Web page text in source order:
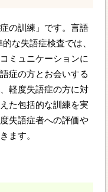
の訓練」です。言語
な失語症検査では、
ミュニケーションに
症の方とお会いする
軽度失語症の方に対
た包括的な訓練を実
失語症者への評価や
ます。